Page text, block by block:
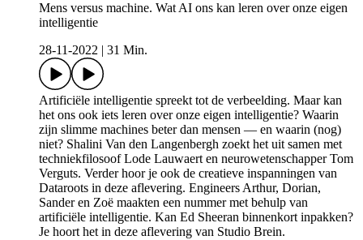
Mens versus machine. Wat AI ons kan leren over onze eigen
intelligentie
28-11-2022
31 Min.
Artificiële intelligentie spreekt tot de verbeelding. Maar kan
het ons ook iets leren over onze eigen intelligentie? Waarin
zijn slimme machines beter dan mensen — en waarin (nog)
niet? Shalini Van den Langenbergh zoekt het uit samen met
techniekfilosoof Lode Lauwaert en neurowetenschapper Tom
Verguts. Verder hoor je ook de creatieve inspanningen van
Dataroots in deze aflevering. Engineers Arthur, Dorian,
Sander en Zoë maakten een nummer met behulp van
artificiële intelligentie. Kan Ed Sheeran binnenkort inpakken?
Je hoort het in deze aflevering van Studio Brein.